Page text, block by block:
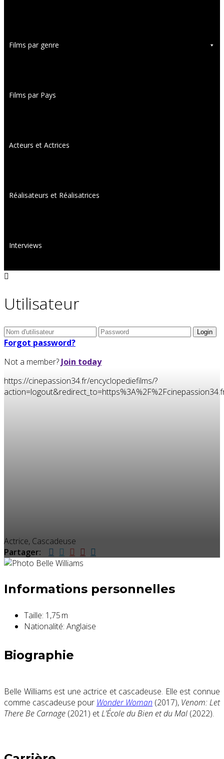
Films par genre
Films par Pays
Acteurs et Actrices
Réalisateurs et Réalisatrices
Interviews
Utilisateur
Forgot password?
Not a member? Join today
https://cinepassion34.fr/encyclopediefilms/?
Actrice, Cascadeuse
Partager:
Informations personnelles
Taille: 1,75 m
Nationalité: Anglaise
Biographie
Belle Williams est une actrice et cascadeuse. Elle est connue
comme cascadeuse pour Wonder Woman (2017), Venom: Let
There Be Carnage (2021) etL’École du Bien et du Mal (2022).